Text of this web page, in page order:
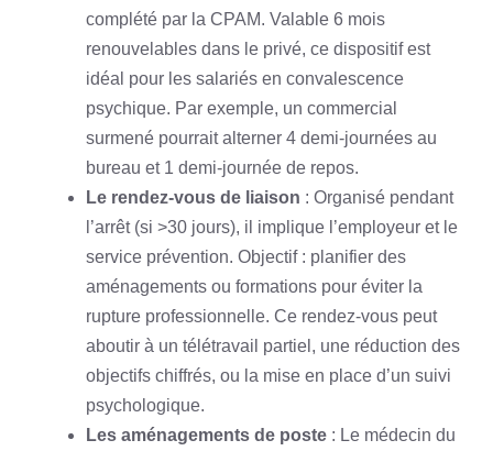
complété par la CPAM. Valable 6 mois
renouvelables dans le privé, ce dispositif est
idéal pour les salariés en convalescence
psychique. Par exemple, un commercial
surmené pourrait alterner 4 demi-journées au
bureau et 1 demi-journée de repos.
Le rendez-vous de liaison : Organisé pendant
l’arrêt (si >30 jours), il implique l’employeur et le
service prévention. Objectif : planifier des
aménagements ou formations pour éviter la
rupture professionnelle. Ce rendez-vous peut
aboutir à un télétravail partiel, une réduction des
objectifs chiffrés, ou la mise en place d’un suivi
psychologique.
Les aménagements de poste : Le médecin du